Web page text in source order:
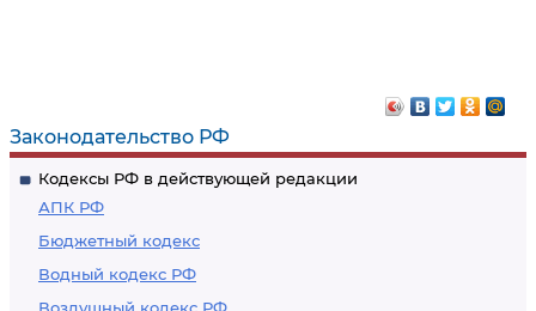
Законодательство РФ
Кодексы РФ в действующей редакции
АПК РФ
Бюджетный кодекс
Водный кодекс РФ